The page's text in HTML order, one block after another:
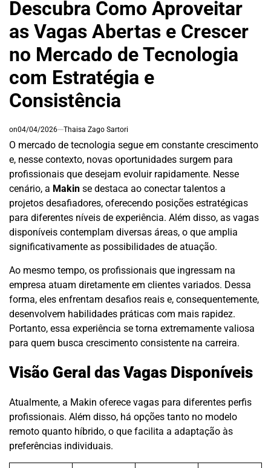
Descubra Como Aproveitar
as Vagas Abertas e Crescer
no Mercado de Tecnologia
com Estratégia e
Consistência
on04/04/2026 Thaisa Zago Sartori
O mercado de tecnologia segue em constante crescimento
e, nesse contexto, novas oportunidades surgem para
profissionais que desejam evoluir rapidamente. Nesse
cenário, a Makin se destaca ao conectar talentos a
projetos desafiadores, oferecendo posições estratégicas
para diferentes níveis de experiência. Além disso, as vagas
disponíveis contemplam diversas áreas, o que amplia
significativamente as possibilidades de atuação.
Ao mesmo tempo, os profissionais que ingressam na
empresa atuam diretamente em clientes variados. Dessa
forma, eles enfrentam desafios reais e, consequentemente,
desenvolvem habilidades práticas com mais rapidez.
Portanto, essa experiência se torna extremamente valiosa
para quem busca crescimento consistente na carreira.
Visão Geral das Vagas Disponíveis
Atualmente, a Makin oferece vagas para diferentes perfis
profissionais. Além disso, há opções tanto no modelo
remoto quanto híbrido, o que facilita a adaptação às
preferências individuais.